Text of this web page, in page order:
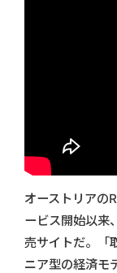
オーストリアの
ービス開始以来
売サイトだ。「
ニア型の経済モ